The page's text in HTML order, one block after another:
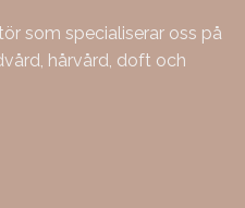
som specialiserar oss på
hårvård, doft och